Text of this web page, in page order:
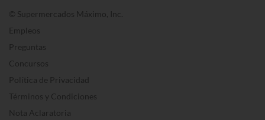
© Supermercados Máximo, Inc.
Empleos
Preguntas
Concursos
Política de Privacidad
Términos y Condiciones
Nota Aclaratoria